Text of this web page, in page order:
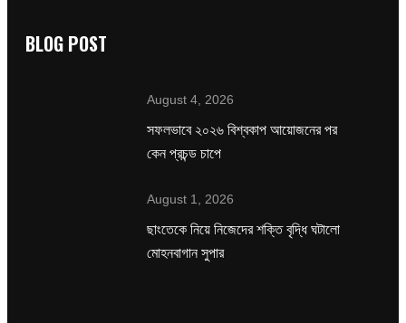
BLOG POST
August 4, 2026
সফলভাবে ২০২৬ বিশ্বকাপ আয়োজনের পর
কেন প্রচন্ড চাপে
August 1, 2026
ছাংতেকে নিয়ে নিজেদের শক্তি বৃদ্ধি ঘটালো
মোহনবাগান সুপার